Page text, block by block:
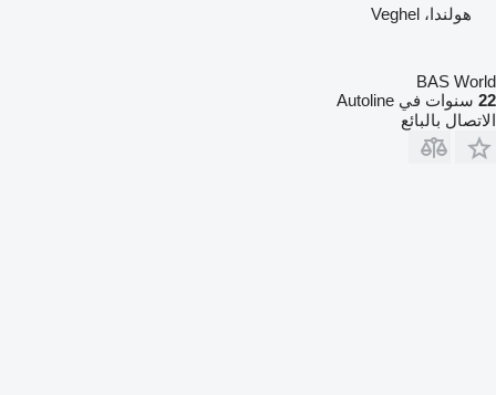
هولندا، Veghel
BAS World
22 سنوات في Autoline
الاتصال بالبائع